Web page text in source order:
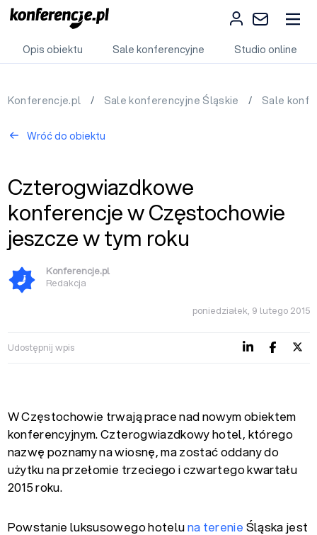
Opis obiektu Sale konferencyjne Studio online
Konferencje.pl / Sale konferencyjne Śląskie / Sale
Wróć do obiektu
Czterogwiazdkowe
konferencje w Częstochowie
jeszcze w tym roku
Konferencje.pl
Redakcja
poniedziałek, 9 lutego 2015
Udostępnij wpis
W Częstochowie trwają prace nad nowym obiektem
konferencyjnym. Czterogwiazdkowy hotel, którego
nazwę poznamy na wiosnę, ma zostać oddany do
użytku na przełomie trzeciego i czwartego kwartału
2015 roku.
Powstanie luksusowego hoteluna terenie Śląska jest